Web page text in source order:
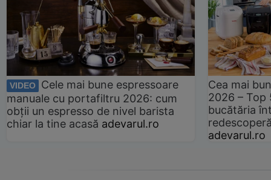
VIDEO
Cele mai bune espressoare
manuale cu portafiltru 2026: cum
obții un espresso de nivel barista
chiar la tine acasă adevarul.ro
Cea mai
2026 –
bucătăria
adevarul.ro